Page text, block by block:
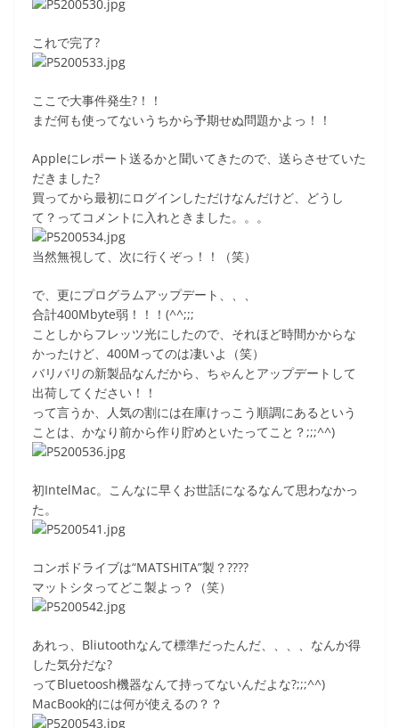
これで完了?
ここで大事件発生?！！
まだ何も使ってないうちから予期せぬ問題かよっ！！
Appleにレポート送るかと聞いてきたので、送らさせていた
だきました?
買ってから最初にログインしただけなんだけど、どうし
て？ってコメントに入れときました。。。
当然無視して、次に行くぞっ！！（笑）
で、更にプログラムアップデート、、、
合計400Mbyte弱！！！(^^;;;
ことしからフレッツ光にしたので、それほど時間かからな
かったけど、400Mってのは凄いよ（笑）
バリバリの新製品なんだから、ちゃんとアップデートして
出荷してください！！
って言うか、人気の割には在庫けっこう順調にあるという
ことは、かなり前から作り貯めといたってこと？;;;^^)
初IntelMac。こんなに早くお世話になるなんて思わなかっ
た。
コンボドライブは“MATSHITA”製？????
マットシタってどこ製よっ？（笑）
あれっ、Bliutoothなんて標準だったんだ、、、、なんか得
した気分だな?
ってBluetoosh機器なんて持ってないんだよな?;;;^^)
MacBook的には何が使えるの？？